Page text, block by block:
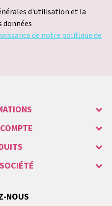
d'utilisation et la
de notre politique de
NOUS